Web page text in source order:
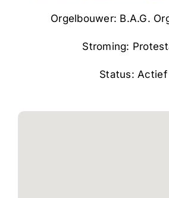
Orgelbouwer: B.A.G.
Stroming:
Status: Actief